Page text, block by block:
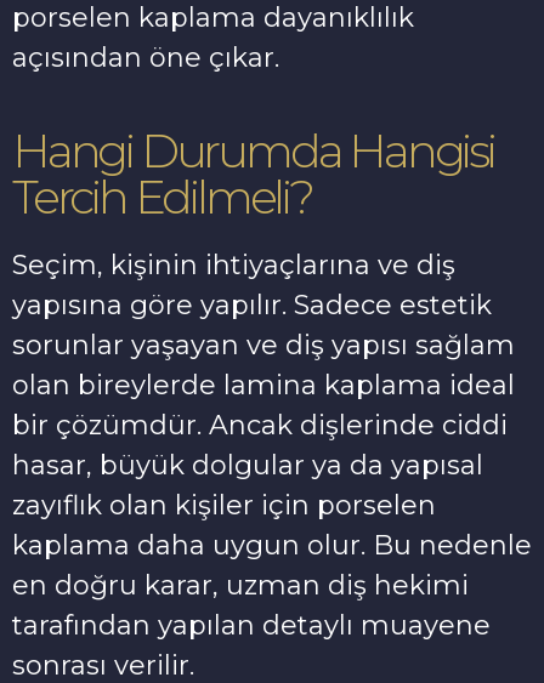
porselen kaplama dayanıklılık
açısından öne çıkar.
Hangi Durumda Hangisi
Tercih Edilmeli?
Seçim, kişinin ihtiyaçlarına ve diş
yapısına göre yapılır. Sadece estetik
sorunlar yaşayan ve diş yapısı sağlam
olan bireylerde lamina kaplama ideal
bir çözümdür. Ancak dişlerinde ciddi
hasar, büyük dolgular ya da yapısal
zayıflık olan kişiler için porselen
kaplama daha uygun olur. Bu nedenle
en doğru karar, uzman diş hekimi
tarafından yapılan detaylı muayene
sonrası verilir.